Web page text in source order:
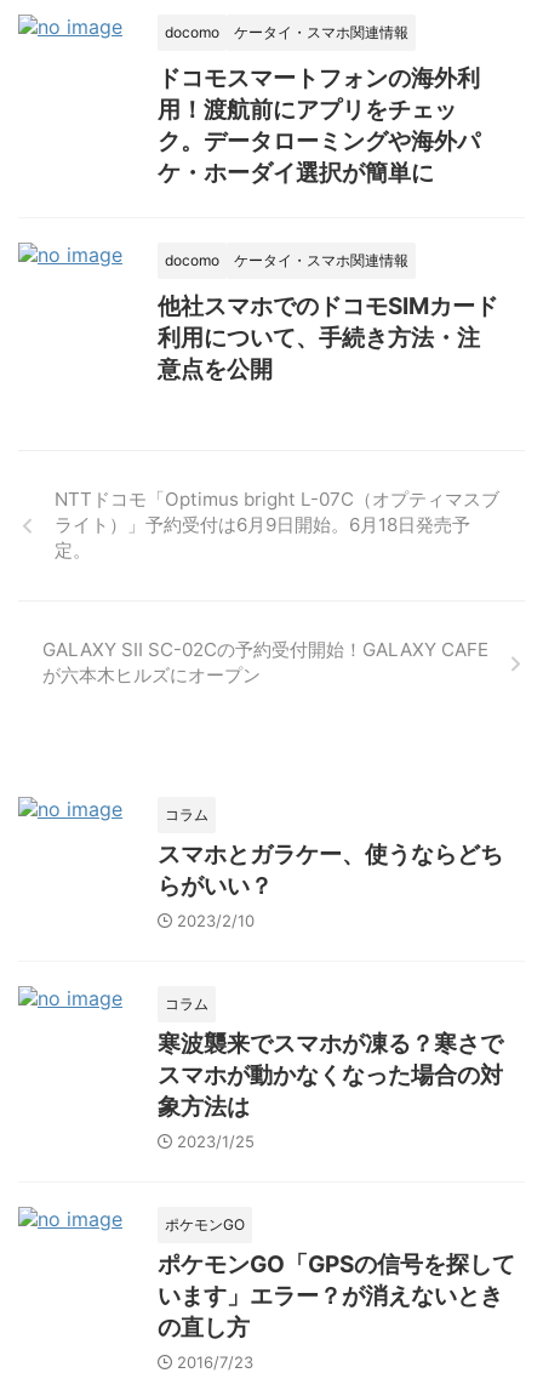
docomo ケータイ・スマホ関連情報
ドコモスマートフォンの海外利
用！渡航前にアプリをチェッ
ク。データローミングや海外パ
ケ・ホーダイ選択が簡単に
docomo ケータイ・スマホ関連情報
他社スマホでのドコモSIMカード
利用について、手続き方法・注
意点を公開
NTTドコモ「Optimus bright L-07C（オプティマスブ
ライト）」予約受付は6月9日開始。6月18日発売予
定。
GALAXY SⅡ SC-02Cの予約受付開始！GALAXY CAFE
が六本木ヒルズにオープン
コラム
スマホとガラケー、使うならどち
らがいい？
2023/2/10
コラム
寒波襲来でスマホが凍る？寒さで
スマホが動かなくなった場合の対
象方法は
2023/1/25
ポケモンGO
ポケモンGO「GPSの信号を探して
います」エラー？が消えないとき
の直し方
2016/7/23